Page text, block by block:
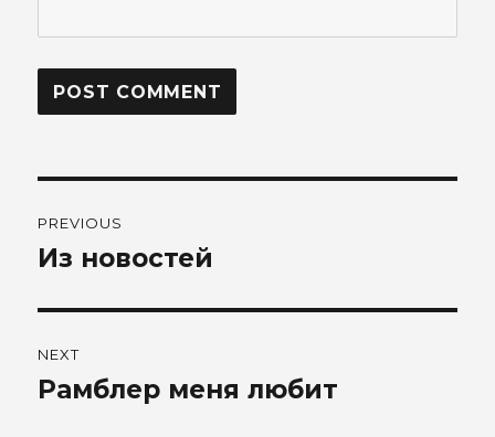
navigation
PREVIOUS
Previous
Из новостей
NEXT
Next
Рамблер меня любит